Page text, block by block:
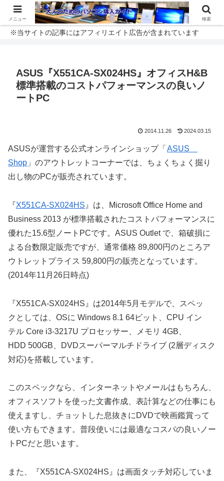
※当サイトの記事にはアフィリエイト広告が含まれています
ASUS『X551CA-SX024HS』オフィスH&B
標準搭載のコストパフォーマンスの良いノ
ートPC
2014.11.26 2024.03.15
ASUSが運営する公式オンラインショップ「 ASUS
Shop 」のアウトレットコーナーでは、ちょくちょく掘り
出し物のPCが販売されています。
『X551CA-SX024HS 』は、Microsoft Office Home and
Business 2013 が標準搭載されたコストパフォーマンスに
優れた15.6型ノートPCです。ASUS Outlet で、箱破損に
よる台数限定販売ですが、通常価格 89,800円のところア
ウトレットプライス 59,800円の販売となっています。
(2014年11月26日時点)
『X551CA-SX024HS』は2014年5月モデルで、スペッ
クとしては、OSに Windows 8.1 64ビット、CPU イン
テル Core i3-3217U プロセッサー、メモリ 4GB、
HDD 500GB、DVDスーパーマルチドライブ (2層ディスク
対応)を搭載しています。
このスペックなら、インターネットやメールはもちろん、
オフィスソフトを使った文書作成、表計算などの仕事にも
使えますし、チョットした息抜きにDVDで映画鑑賞って
使い方もできます。普段使いには最適なコスパの良いノー
トPCだと思います。
また、『X551CA-SX024HS』は画面タッチ対応していま
メニュー 検索